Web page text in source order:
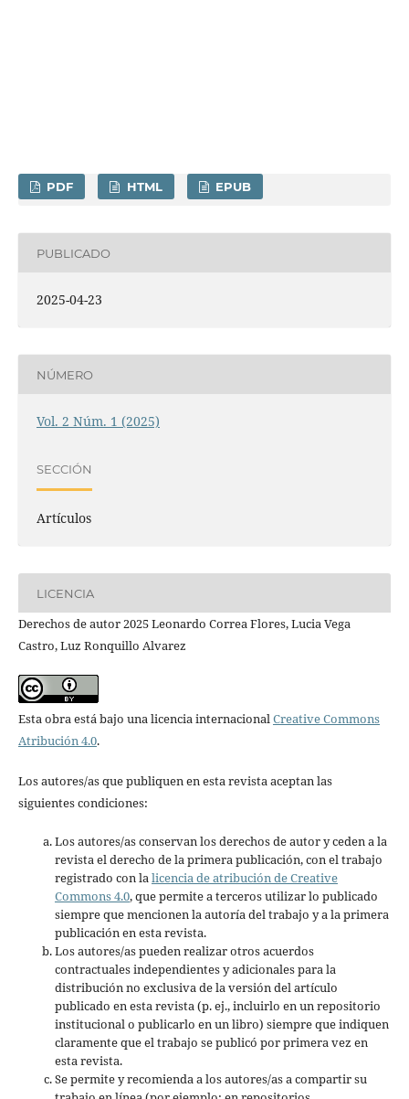
PDF HTML EPUB
PUBLICADO
2025-04-23
NÚMERO
Vol. 2 Núm. 1 (2025)
SECCIÓN
Artículos
LICENCIA
Derechos de autor 2025 Leonardo Correa Flores, Lucia Vega
Castro, Luz Ronquillo Alvarez
Esta obra está bajo una licencia internacionalCreative Commons
Atribución 4.0.
Los autores/as que publiquen en esta revista aceptan las
siguientes condiciones:
Los autores/as conservan los derechos de autor y ceden a la
revista el derecho de la primera publicación, con el trabajo
registrado con lalicencia de atribución de Creative
Commons 4.0, que permite a terceros utilizar lo publicado
siempre que mencionen la autoría del trabajo y a la primera
publicación en esta revista.
Los autores/as pueden realizar otros acuerdos
contractuales independientes y adicionales para la
distribución no exclusiva de la versión del artículo
publicado en esta revista (p. ej., incluirlo en un repositorio
institucional o publicarlo en un libro) siempre que indiquen
claramente que el trabajo se publicó por primera vez en
esta revista.
Se permite y recomienda a los autores/as a compartir su